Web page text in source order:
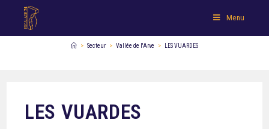
Menu
> Secteur > Vallée de l'Arve > LES VUARDES
LES VUARDES